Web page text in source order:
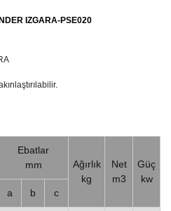
IZGARA-PSE020
Ebatlar
mm
Ağırlık
kg
Net
m3
Güç
kw
a
b c